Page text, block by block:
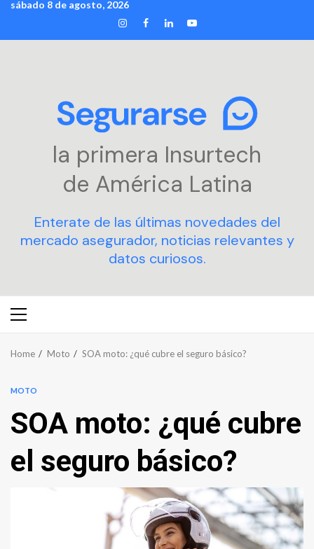
Skip
content
sábado 8 de agosto, 2026
INSTAGRAM
FACEBOOK
LINKEDIN
YOUTUBE
la primera Insurtech
de América Latina
Enterate de las últimas novedades del
mercado asegurador, noticias relevantes y
datos curiosos.
Primary
Home Moto SOA moto: ¿qué cubre el seguro básico?
MOTO
SOA moto: ¿qué cubre
el seguro básico?